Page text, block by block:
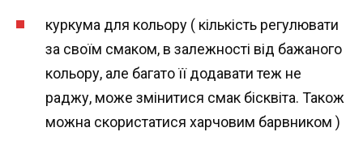
куркума для кольору ( кількість регулювати
за своїм смаком, в залежності від бажаного
кольору, але багато її додавати теж не
раджу, може змінитися смак бісквіта. Також
можна скористатися харчовим барвником )